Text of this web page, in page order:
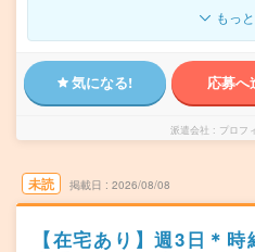
もっ
気になる! 応募へ
派遣会社 プロフ
未読 掲載日 2026/08/08
【在宅あり】週3日＊